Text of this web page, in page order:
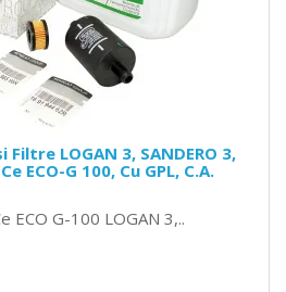
Filtre LOGAN 3, SANDERO 3,
ECO-G 100, Cu GPL, C.A.
ECO G-100 LOGAN 3,..